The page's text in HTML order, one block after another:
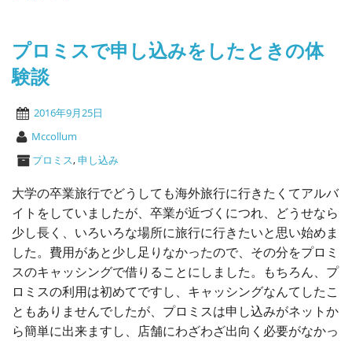
プロミスで申し込みをしたときの体
験談
2016年9月25日
Mccollum
プロミス,申し込み
大学の卒業旅行でどうしても海外旅行に行きたくてアルバ
イトをしていましたが、卒業が近づくにつれ、どうせなら
少し長く、いろいろな場所に旅行に行きたいと思い始めま
した。費用があと少し足りなかったので、その分をプロミ
スのキャッシングで借りることにしました。もちろん、プ
ロミスの利用は初めてですし、キャッシングなんてしたこ
ともありませんでしたが、プロミスは申し込みがネットか
ら簡単に出来ますし、店舗にわざわざ出向く必要がなかっ